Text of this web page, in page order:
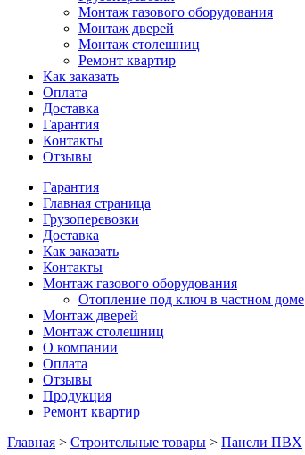
Монтаж газового оборудования
Монтаж дверей
Монтаж столешниц
Ремонт квартир
Как заказать
Оплата
Доставка
Гарантия
Контакты
Отзывы
Гарантия
Главная страница
Грузоперевозки
Доставка
Как заказать
Контакты
Монтаж газового оборудования
Отопление под ключ в частном доме
Монтаж дверей
Монтаж столешниц
О компании
Оплата
Отзывы
Продукция
Ремонт квартир
Главная > Строительные товары > Панели ПВХ